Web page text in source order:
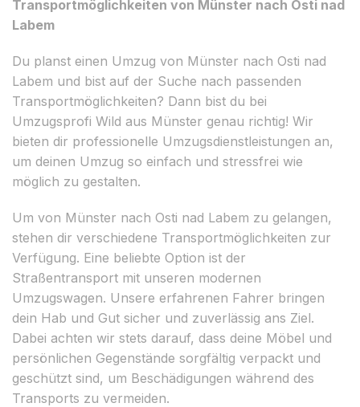
Transportmöglichkeiten von Münster nach Osti nad
Labem
Du planst einen Umzug von Münster nach Osti nad
Labem und bist auf der Suche nach passenden
Transportmöglichkeiten? Dann bist du bei
Umzugsprofi Wild aus Münster genau richtig! Wir
bieten dir professionelle Umzugsdienstleistungen an,
um deinen Umzug so einfach und stressfrei wie
möglich zu gestalten.
Um von Münster nach Osti nad Labem zu gelangen,
stehen dir verschiedene Transportmöglichkeiten zur
Verfügung. Eine beliebte Option ist der
Straßentransport mit unseren modernen
Umzugswagen. Unsere erfahrenen Fahrer bringen
dein Hab und Gut sicher und zuverlässig ans Ziel.
Dabei achten wir stets darauf, dass deine Möbel und
persönlichen Gegenstände sorgfältig verpackt und
geschützt sind, um Beschädigungen während des
Transports zu vermeiden.